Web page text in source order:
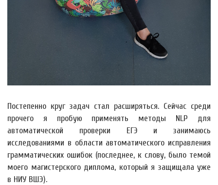
Постепенно круг задач стал расширяться. Сейчас среди
прочего я пробую применять методы NLP для
автоматической проверки ЕГЭ и занимаюсь
исследованиями в области автоматического исправления
грамматических ошибок (последнее, к слову, было темой
моего магистерского диплома, который я защищала уже
в НИУ ВШЭ).